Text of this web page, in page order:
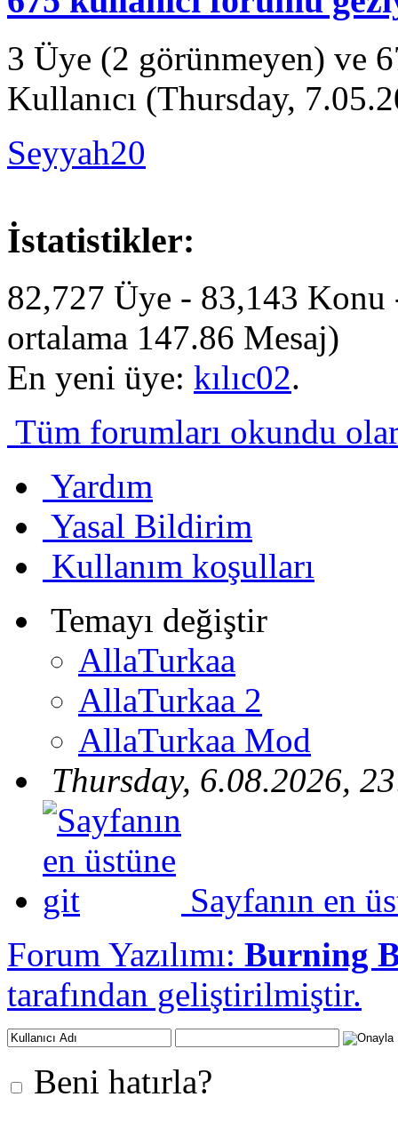
3 Üye (2 görünmeyen) ve
Kullanıcı (Thursday,
Seyyah20
İstatistikler:
82,727 Üye - 83,143
ortalama 147.86 Mesaj)
En yeni üye: kılıc02.
Tüm forumları okundu
Yardım
Yasal Bildirim
Kullanım koşulları
Temayı değiştir
AllaTurkaa
AllaTurkaa 2
AllaTurkaa Mod
Thursday, 6.08.2026,
Sayfanın en
Forum Yazılımı: Burning
tarafından geliştirilmiştir.
Beni hatırla?